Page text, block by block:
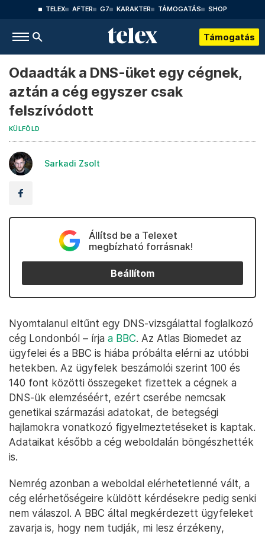
TELEX AFTER G7 KARAKTER TÁMOGATÁS SHOP
Támogatás
Odaadták a DNS-üket egy cégnek,
aztán a cég egyszer csak
felszívódott
KÜLFÖLD
Sarkadi Zsolt
Állítsd be a Telexet
megbízható forrásnak!
Beállítom
Nyomtalanul eltűnt egy DNS-vizsgálattal foglalkozó
cég Londonból – írja a BBC. Az Atlas Biomedet az
ügyfelei és a BBC is hiába próbálta elérni az utóbbi
hetekben. Az ügyfelek beszámolói szerint 100 és
140 font közötti összegeket fizettek a cégnek a
DNS-ük elemzéséért, ezért cserébe nemcsak
genetikai származási adatokat, de betegségi
hajlamokra vonatkozó figyelmeztetéseket is kaptak.
Adataikat később a cég weboldalán böngészhették
is.
Nemrég azonban a weboldal elérhetetlenné vált, a
cég elérhetőségeire küldött kérdésekre pedig senki
nem válaszol. A BBC által megkérdezett ügyfeleket
zavarja is, hogy nem tudják, mi lesz érzékeny,